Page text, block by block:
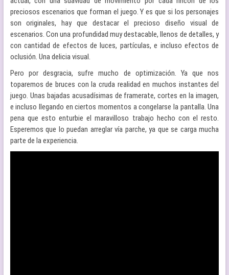
preciosos escenarios que forman el juego. Y es que si los personajes
son originales, hay que destacar el precioso diseño visual de
escenarios. Con una profundidad muy destacable, llenos de detalles, y
con cantidad de efectos de luces, partículas, e incluso efectos de
oclusión. Una delicia visual.
Pero por desgracia, sufre mucho de optimización. Ya que nos
toparemos de bruces con la cruda realidad en muchos instantes del
juego. Unas bajadas acusadísimas de framerate, cortes en la imagen,
e incluso llegando en ciertos momentos a congelarse la pantalla. Una
pena que esto enturbie el maravilloso trabajo hecho con el resto.
Esperemos que lo puedan arreglar vía parche, ya que se carga mucha
parte de la experiencia.